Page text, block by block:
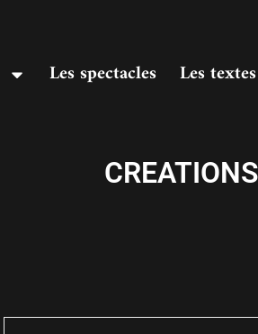
Les spectacles Les textes
CREATIONS